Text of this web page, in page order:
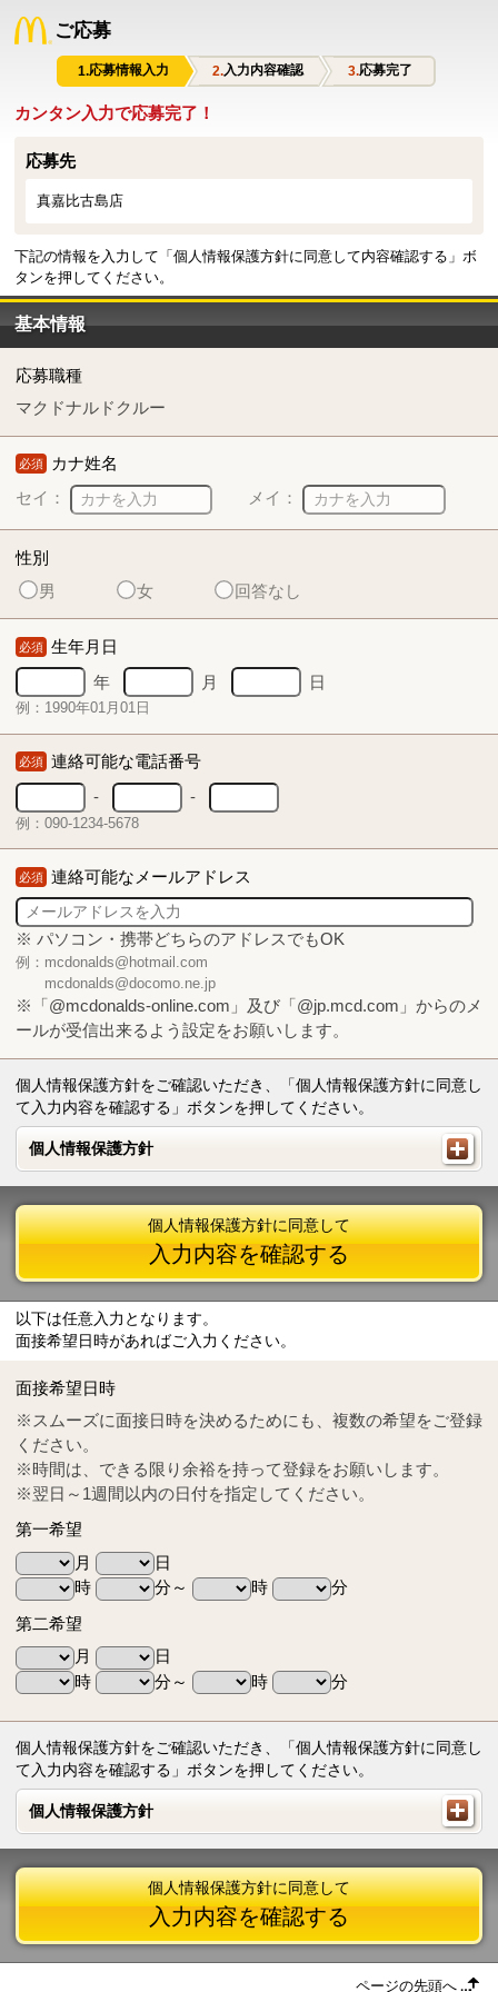
ご応募
応募情報入力 入力内容確認 応募完了
カンタン入力で応募完了！
応募先
真嘉比古島店
下記の情報を入力して「個人情報保護方針に同意して内容確認する」ボ
タンを押してください。
基本情報
応募職種
マクドナルドクルー
必須 カナ姓名
セイ：
メイ：
性別
男
女 回答なし
必須 生年月日
年
月 日
例：1990年01月01日
必須 連絡可能な電話番号
-
-
例：090-1234-5678
必須 連絡可能なメールアドレス
※ パソコン・携帯どちらのアドレスでもOK
例：mcdonalds@hotmail.com
mcdonalds@docomo.ne.jp
※「@mcdonalds-online.com」及び「@jp.mcd.com」からのメ
ールが受信出来るよう設定をお願いします。
個人情報保護方針をご確認いただき、「個人情報保護方針に同意し
て入力内容を確認する」ボタンを押してください。
個人情報保護方針
個人情報保護方針
Tel
0570-55-0314
個人情報保護方針に同意して
入力内容を確認する
以下は任意入力となります。
面接希望日時があればご入力ください。
面接希望日時
※スムーズに面接日時を決めるためにも、複数の希望をご登録
ください。
※時間は、できる限り余裕を持って登録をお願いします。
※翌日～1週間以内の日付を指定してください。
第一希望
月
日
時
分～ 時
分
第二希望
月
日
時
分～ 時 分
個人情報保護方針をご確認いただき、「個人情報保護方針に同意し
て入力内容を確認する」ボタンを押してください。
個人情報保護方針
個人情報保護方針
個人情報保護方針に同意して
入力内容を確認する
ページの先頭へ